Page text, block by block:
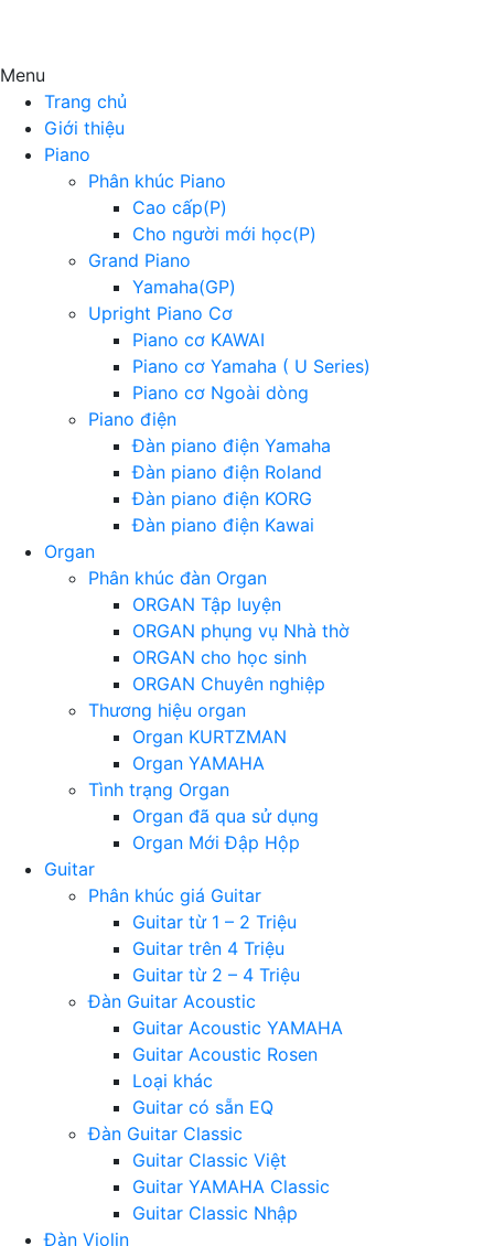
Menu
Trang chủ
Giới thiệu
Piano
Phân khúc Piano
Cao cấp(P)
Cho người mới học(P)
Grand Piano
Yamaha(GP)
Upright Piano Cơ
Piano cơ KAWAI
Piano cơ Yamaha ( U Series)
Piano cơ Ngoài dòng
Piano điện
Đàn piano điện Yamaha
Đàn piano điện Roland
Đàn piano điện KORG
Đàn piano điện Kawai
Organ
Phân khúc đàn Organ
ORGAN Tập luyện
ORGAN phụng vụ Nhà thờ
ORGAN cho học sinh
ORGAN Chuyên nghiệp
Thương hiệu organ
Organ KURTZMAN
Organ YAMAHA
Tình trạng Organ
Organ đã qua sử dụng
Organ Mới Đập Hộp
Guitar
Phân khúc giá Guitar
Guitar từ 1 – 2 Triệu
Guitar trên 4 Triệu
Guitar từ 2 – 4 Triệu
Đàn Guitar Acoustic
Guitar Acoustic YAMAHA
Guitar Acoustic Rosen
Loại khác
Guitar có sẵn EQ
Đàn Guitar Classic
Guitar Classic Việt
Guitar YAMAHA Classic
Guitar Classic Nhập
Đàn Violin